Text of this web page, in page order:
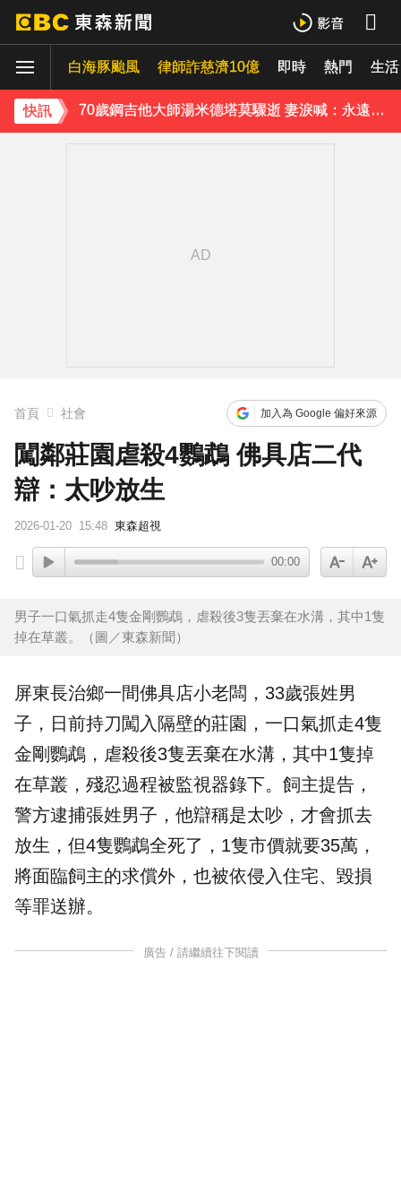
白海豚颱風 律師詐慈濟10億 即時 熱門 生活
快訊
70歲鋼吉他大師湯米德塔莫驟逝 妻淚喊：永遠是我一生摯愛
下載東森App，隨時掌握天下大小事！
首頁 社會 加入為 Google 偏好來源
闖鄰莊園虐殺4鸚鵡 佛具店二代
辯：太吵放生
2026-01-20 15:48 東森超視
00:00
男子一口氣抓走4隻金剛鸚鵡，虐殺後3隻丟棄在水溝，其中1隻
掉在草叢。（圖／東森新聞）
屏東長治鄉一間佛具店小老闆，33歲張姓男
子，日前持刀闖入隔壁的莊園，一口氣抓走4隻
金剛鸚鵡 ， 虐殺後3隻丟棄在水溝 ，其中1隻掉
在草叢，殘忍過程被監視器錄下。飼主提告，
警方逮捕張姓男子，他辯稱是太吵，才會抓去
放生 ，但4隻鸚鵡全死了，1隻市價就要35萬，
將面臨飼主的求償外，也被依侵入住宅、毀損
等罪送辦。
廣告 / 請繼續往下閱讀